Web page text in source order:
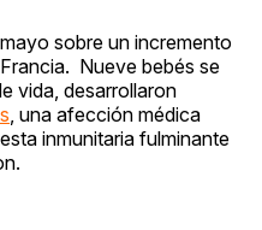
sobre un incremento
Nueve bebés se
vida, desarrollaron
, una afección médica
inmunitaria fulminante